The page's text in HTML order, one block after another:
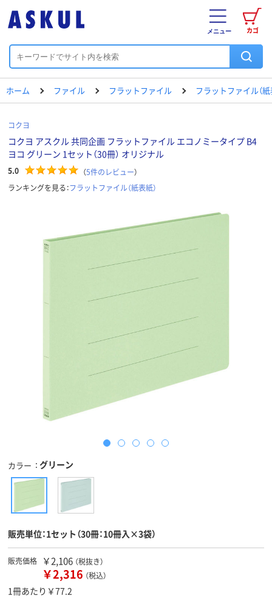
カゴ
メニュー
ホーム ファイル フラットファイル フラットファイル（紙
コクヨ
コクヨ アスクル 共同企画 フラットファイル エコノミータイプ B4
ヨコ グリーン 1セット（30冊） オリジナル
5.0 （5件のレビュー）
ランキングを見る：フラットファイル（紙表紙）
カラー グリーン
販売単位：1セット（30冊：10冊入×3袋）
販売価格 ￥2,106 （税抜き）
￥2,316 （税込）
1冊あたり￥77.2